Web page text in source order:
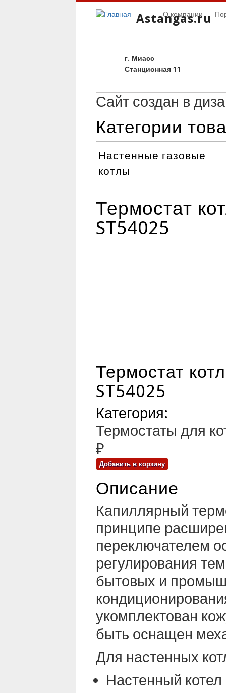
Astangas.ru
г. Миасс
Станционная 11
О компании
Сайт создан в
Категории
Настенные газовые
котлы
Термостат
ST54025
Термостат
ST54025
Категория:
Термостаты для
₽
Описание
Капиллярный
принципе
переключателем
регулирования
бытовых и
укомплектован
быть оснащен
Для настенных
Настенный котел